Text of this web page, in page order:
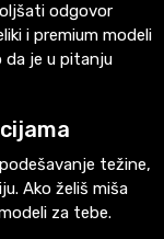
odgovor
i premium modeli
da je u pitanju
težine,
Ako želiš miša
za tebe.